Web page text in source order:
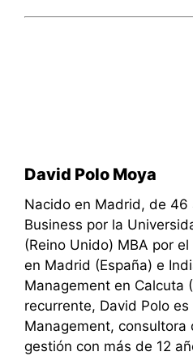
David Polo Moya
Nacido en Madrid, de 46
Business por la
(Reino Unido) MBA por
en Madrid (España) e
Management en Calcuta
recurrente, David Polo
Management, consultora
gestión con más de 12